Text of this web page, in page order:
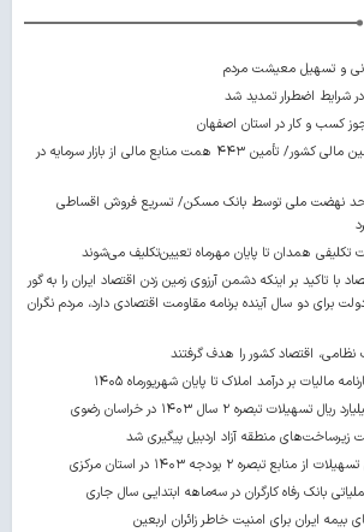
و تسهیل معیشت مردم
شرایط اضطرار تمدید شد
در مسیر تغییر ساختار تأمین مالی کشور/ تأمین ۴۴۳ همت منابع مالی از بازار سرمایه در
۳۹۶ هزار واحد نهضت ملی توسط بانک مسکن/ تسریع فروش اقساطی
با تاکید بر اینکه دشمن آرزوی زمین زدن اقتصاد ایران را به گور
برای دو سال آینده برنامه مقاومت اقتصادی دارد، مردم نگران
اقتصاد کشور را هدف گرفتند
مالیات بر درآمد املاک تا پایان شهریورماه ۱۴۰۵
زیرساخت‌های منطقه آزاد اردبیل پیگیری شد
ایران برای امنیت خاطر زائران اربعین